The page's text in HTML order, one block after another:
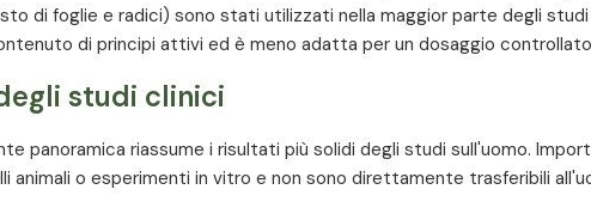
di foglie e radici) sono stati utilizzati nella maggior parte degli
di principi attivi ed è meno adatta per un dosaggio
studi clinici
panoramica riassume i risultati più solidi degli studi sull'uomo.
o esperimenti in vitro e non sono direttamente trasferibili